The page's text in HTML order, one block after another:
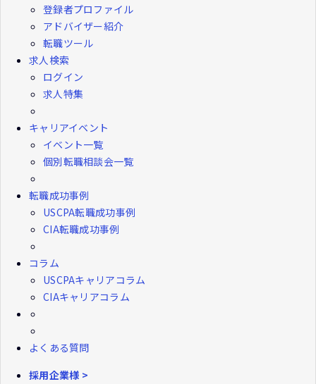
登録者プロファイル
アドバイザー紹介
転職ツール
求人検索
ログイン
求人特集
キャリアイベント
イベント一覧
個別転職相談会一覧
転職成功事例
USCPA転職成功事例
CIA転職成功事例
コラム
USCPAキャリアコラム
CIAキャリアコラム
よくある質問
採用企業様 >